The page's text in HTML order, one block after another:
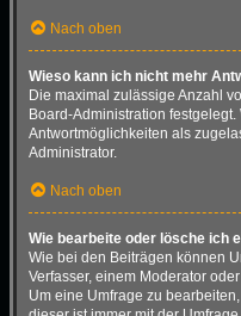
Nach oben
Wieso kann ich nicht mehr
Die maximal zulässige Anzahl
Board-Administration
Antwortmöglichkeiten als
Administrator.
Nach oben
Wie bearbeite oder lösche ich
Wie bei den Beiträgen können
Verfasser, einem Moderator
Um eine Umfrage zu